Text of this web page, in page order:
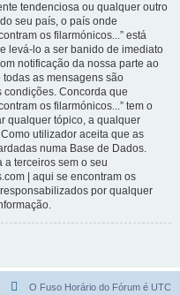
tendenciosa ou qualquer outro
seu país, o país onde
os filarmónicos...” está
levá-lo a ser banido de imediato
notificação da nossa parte ao
as mensagens são
Concorda que
os filarmónicos...” tem o
qualquer tópico, a qualquer
utilizador aceita que as
numa Base de Dados.
terceiros sem o seu
| aqui se encontram os
por qualquer
O Fuso Horário do Fórum é UTC